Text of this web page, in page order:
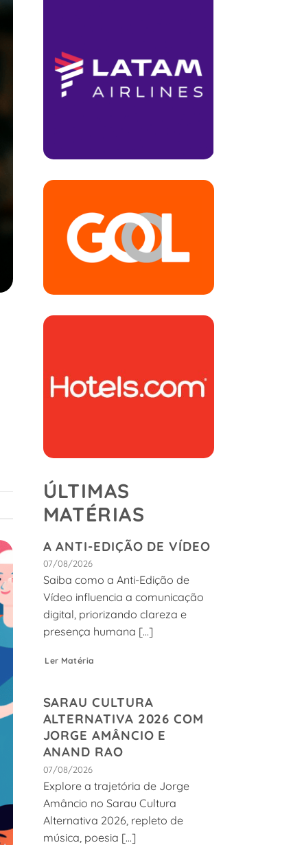
ÚLTIMAS
MATÉRIAS
A ANTI-EDIÇÃO DE VÍDEO
07/08/2026
Saiba como a Anti-Edição de
Vídeo influencia a comunicação
digital, priorizando clareza e
presença humana [...]
Ler Matéria
SARAU CULTURA
ALTERNATIVA 2026 COM
JORGE AMÂNCIO E
ANAND RAO
07/08/2026
Explore a trajetória de Jorge
Amâncio no Sarau Cultura
Alternativa 2026, repleto de
música, poesia [...]